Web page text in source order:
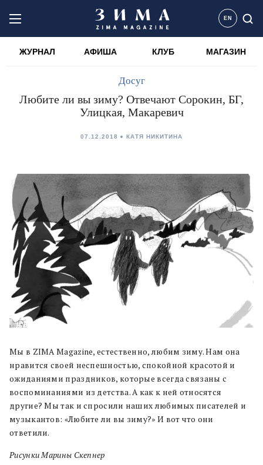
EN
ЖУРНАЛ АФИША КЛУБ МАГАЗИН
Досуг
Любите ли вы зиму? Отвечают Сорокин, БГ,
Улицкая, Макаревич
07.12.2018 КАТЯ НИКИТИНА
Мы в ZIMA Magazine, естественно, любим зиму. Нам она
нравится своей неспешностью, спокойной красотой и
ожиданиями праздников, которые всегда связаны с
воспоминаниями из детства. А как к ней относятся
другие? Мы так и спросили наших любимых писателей и
музыкантов: «Любите ли вы зиму?» И вот что они
ответили.
Рисунки Марины Скепнер